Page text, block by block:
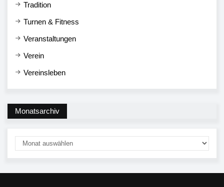
Tradition
Turnen & Fitness
Veranstaltungen
Verein
Vereinsleben
Monatsarchiv